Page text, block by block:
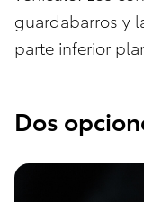
guardabarros y
parte inferior
Dos